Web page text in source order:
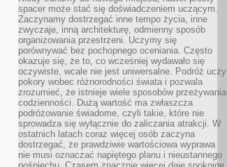
spacer może stać się doświadczeniem uczącym.
Zaczynamy dostrzegać inne tempo życia, inne
zwyczaje, inną architekturę, odmienny sposób
organizowania przestrzeni. Uczymy się
porównywać bez pochopnego oceniania. Często
okazuje się, że to, co wcześniej wydawało się
oczywiste, wcale nie jest uniwersalne. Podróż uczy
pokory wobec różnorodności świata i pozwala
zrozumieć, że istnieje wiele sposobów przeżywania
codzienności. Dużą wartość ma zwłaszcza
podróżowanie świadome, czyli takie, które nie
sprowadza się wyłącznie do zaliczania atrakcji. W
ostatnich latach coraz więcej osób zaczyna
dostrzegać, że prawdziwie wartościowa wyprawa
nie musi oznaczać napiętego planu i nieustannego